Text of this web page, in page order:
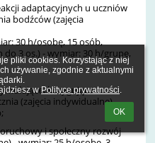
pliki cookies. Korzystając z niej
używanie, zgodnie z aktualnymi
w Polityce prywatności.
OK
adaptacyjnych u uczniów
bodźców (zajęcia
30 h/osobę, 15 osób,
do 3 os.) - wymiar: 30 h/grupę,
korygujące
(zajęcia indywidualne) -
i społeczny rozwój